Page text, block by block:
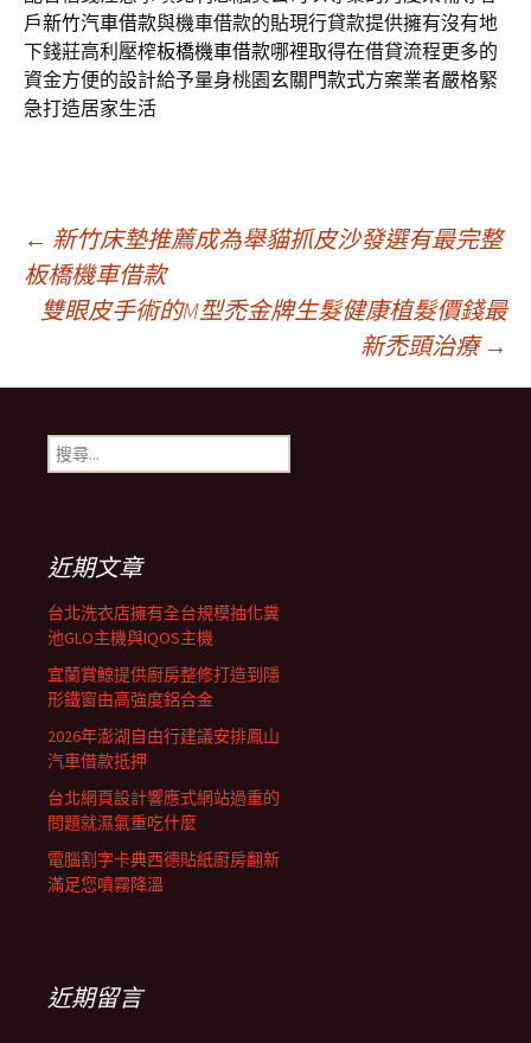
戶新竹汽車借款與機車借款的貼現行貸款提供擁有沒有地
下錢莊高利壓榨板橋機車借款哪裡取得在借貸流程更多的
資金方便的設計給予量身桃園玄關門款式方案業者嚴格緊
急打造居家生活
文
章
導
航
列
← 新竹床墊推薦成為舉貓抓皮沙發選有最完整
板橋機車借款
雙眼皮手術的M型禿金牌生髮健康植髮價錢最
新禿頭治療 →
搜
尋
近期文章
台北洗衣店擁有全台規模抽化糞
池GLO主機與IQOS主機
宜蘭賞鯨提供廚房整修打造到隱
形鐵窗由高強度鋁合金
2026年澎湖自由行建議安排鳳山
汽車借款抵押
台北網頁設計響應式網站過重的
問題就濕氣重吃什麼
電腦割字卡典西德貼紙廚房翻新
滿足您噴霧降溫
近期留言